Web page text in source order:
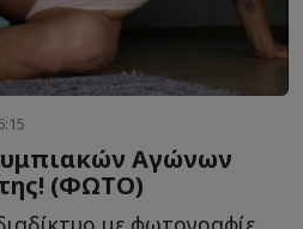
Αγώνων
(ΦΩΤΟ)